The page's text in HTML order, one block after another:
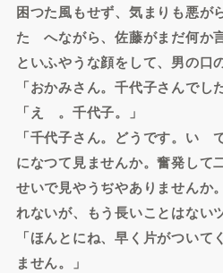
困つた風もせず、気まりも悪が
たゝへながら、佐藤がまだ何か
といふやうな顔をして、男の口
「おかみさん。千代子さんでし
「えゝ。千代子。」
「千代子さん。どうです。い
になつて見ませんか。奮発して
せいで見やうぢやありませんか
れないが、もう長いことはない
「ほんとにね、早く片がついて
ません。」